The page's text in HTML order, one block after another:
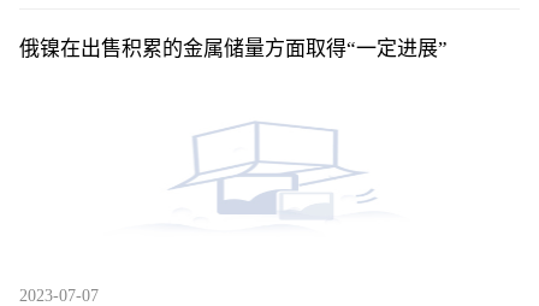
俄镍在出售积累的金属储量方面取得“一定进展”
2023-07-07